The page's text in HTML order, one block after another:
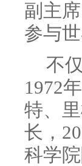
副主
参与
不
1972
特、
长，
科学